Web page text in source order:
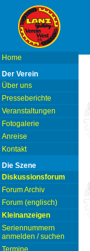
Home
Der Verein
Über uns
Presseberichte
Veranstaltungen
Fotogalerie
Anreise
Kontakt
Die Szene
Diskussionsforum
Forum Archiv
Forum (englisch)
Kleinanzeigen
Seriennummern
anmelden / suchen
Termine